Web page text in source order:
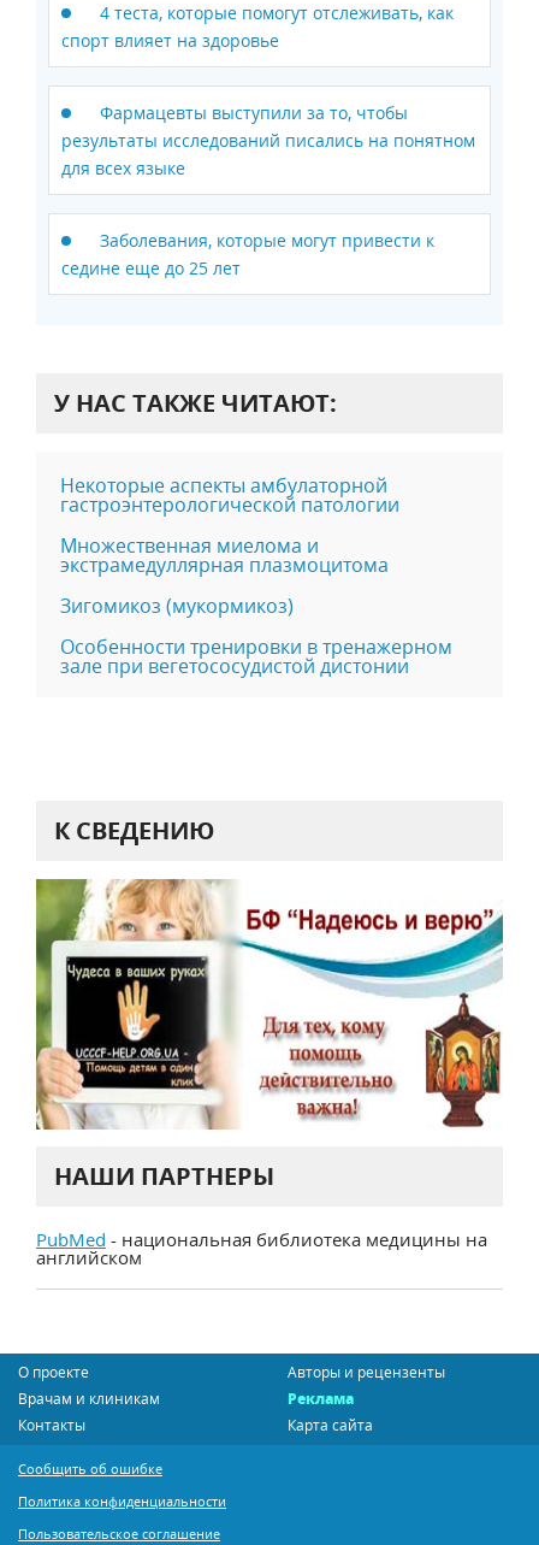
4 теста, которые помогут отслеживать, как
спорт влияет на здоровье
Фармацевты выступили за то, чтобы
результаты исследований писались на понятном
для всех языке
Заболевания, которые могут привести к
седине еще до 25 лет
У НАС ТАКЖЕ ЧИТАЮТ:
Некоторые аспекты амбулаторной
гастроэнтерологической патологии
Множественная миелома и
экстрамедуллярная плазмоцитома
Зигомикоз (мукормикоз)
Особенности тренировки в тренажерном
зале при вегетососудистой дистонии
К СВЕДЕНИЮ
НАШИ ПАРТНЕРЫ
PubMed - национальная библиотека медицины на
английском
О проекте
Авторы и рецензенты
Врачам и клиникам
Реклама
Контакты
Карта сайта
Сообщить об ошибке
Политика конфиденциальности
Пользовательское соглашение